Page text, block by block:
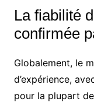
La fiabilité
confirmée
Globalement, le
d’expérience,
pour la plupart